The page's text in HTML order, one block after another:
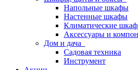
Напольные шкафы
Настенные шкафы
Климатические
Аксессуары и
Дом и дача
Садовая техника
Инструмент